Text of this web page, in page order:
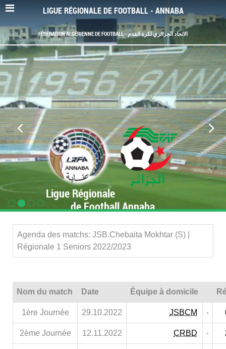
LIGUE RÉGIONALE DE FOOTBALL - ANNABA
FÉDÉRATION ALGÉRIENNE DE FOOTBALL - الاتحاد الجزائري لكرة القدم
Ligue Régionale
de Football Annaba
Agenda des matchs: JSB.Chebaita Mokhtar (S) |
Régionale 1 Seniors 2022/2023
Nom du match Date Équipe à domicile
1ère Journée 29.10.2022 JSBCM
2ème Journée 12.11.2022 CRBD